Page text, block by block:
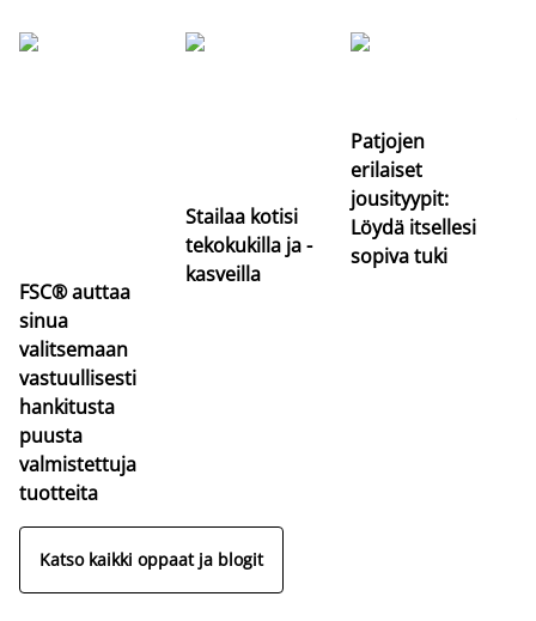
FSC® auttaa
sinua
valitsemaan
vastuullisesti
hankitusta
puusta
valmistettuja
tuotteita
Stailaa kotisi
tekokukilla ja -
kasveilla
Patjojen
erilaiset
jousityypit:
Löydä itsellesi
sopiva tuki
Katso kaikki oppaat ja blogit